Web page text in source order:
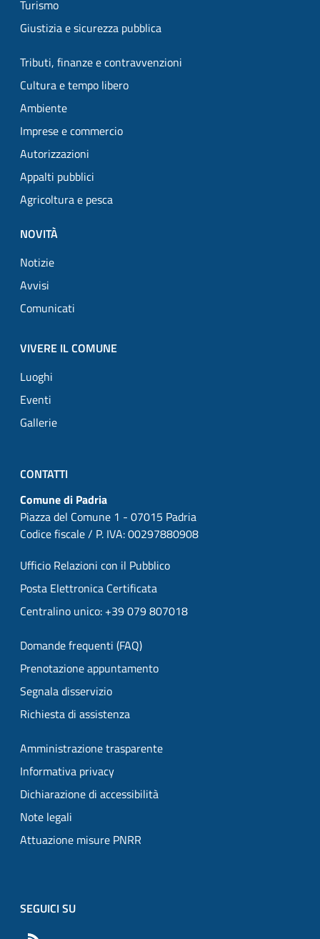
Turismo
Giustizia e sicurezza pubblica
Tributi, finanze e contravvenzioni
Cultura e tempo libero
Ambiente
Imprese e commercio
Autorizzazioni
Appalti pubblici
Agricoltura e pesca
NOVITÀ
Notizie
Avvisi
Comunicati
VIVERE IL COMUNE
Luoghi
Eventi
Gallerie
CONTATTI
Comune di Padria
Piazza del Comune 1 - 07015 Padria
Codice fiscale / P. IVA: 00297880908
Ufficio Relazioni con il Pubblico
Posta Elettronica Certificata
Centralino unico: +39 079 807018
Domande frequenti (FAQ)
Prenotazione appuntamento
Segnala disservizio
Richiesta di assistenza
Amministrazione trasparente
Informativa privacy
Dichiarazione di accessibilità
Note legali
Attuazione misure PNRR
SEGUICI SU